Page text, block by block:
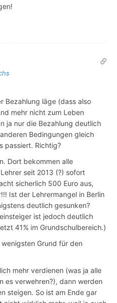
Bezahlung läge (dass also
mehr nicht zum Leben
ja nur die Bezahlung deutlich
Bedingungen gleich
passiert. Richtig?
Dort bekommen alle
seit 2013 (?) sofort
sicherlich 500 Euro aus,
Ist der Lehrermangel in Berlin
deutlich gesunken?
ist jedoch deutlich
41% im Grundschulbereich.)
Grund für den
mehr verdienen (was ja alle
es verwehren?), dann werden
steigen. So ist am Ende gar